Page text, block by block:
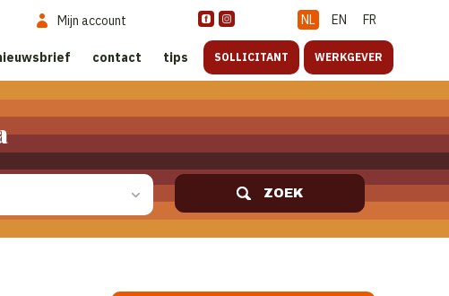
NL EN FR
Mijn account
contact tips SOLLICITANT WERKGEVER
ZOEK